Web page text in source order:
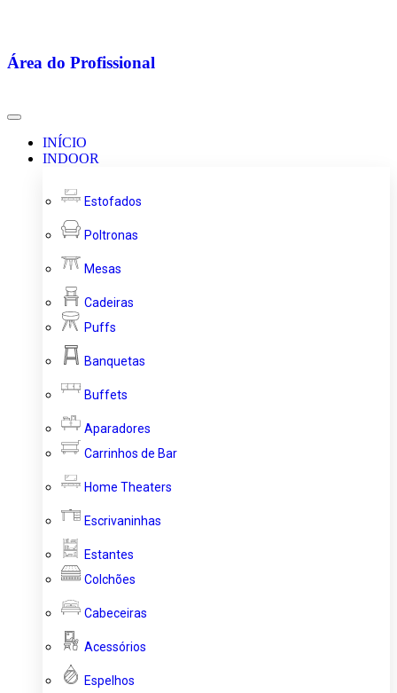
Área do Profissional
INÍCIO
INDOOR
Estofados
Poltronas
Mesas
Cadeiras
Puffs
Banquetas
Buffets
Aparadores
Carrinhos de Bar
Home Theaters
Escrivaninhas
Estantes
Colchões
Cabeceiras
Acessórios
Espelhos